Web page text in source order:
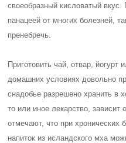
своеобразный кисловатый
панацеей от многих болезней,
пренебречь.
Приготовить чай, отвар, йогурт
домашних условиях довольно
снадобье разрешено хранить в
то или иное лекарство, зависит
отмечают, что при хронических
напиток из исландского мха